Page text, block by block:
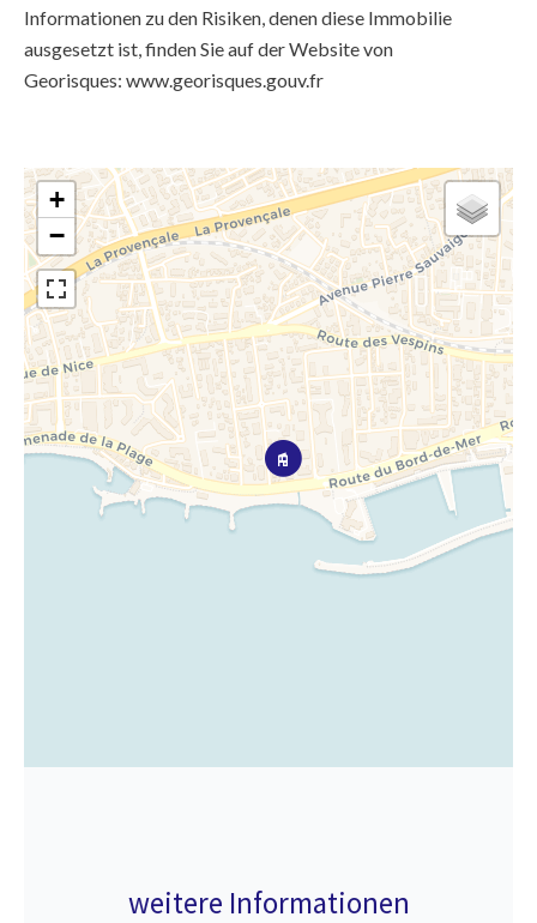
Informationen zu den Risiken, denen diese Immobilie
ausgesetzt ist, finden Sie auf der Website von
Georisques: www.georisques.gouv.fr
+
−
weitere Informationen